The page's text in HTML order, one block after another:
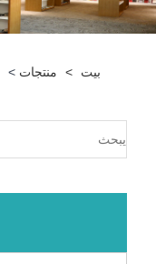
بيت > منتجات >